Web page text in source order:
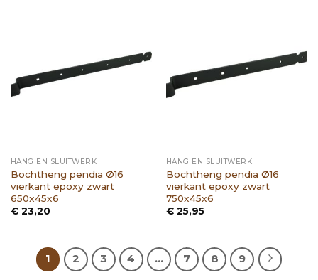
HANG EN SLUITWERK
Bochtheng pendia Ø16
vierkant epoxy zwart
650x45x6
€23,20
HANG EN SLUITWERK
Bochtheng pendia Ø16
vierkant epoxy zwart
750x45x6
€25,95
1 2 3 4 … 7 8 9